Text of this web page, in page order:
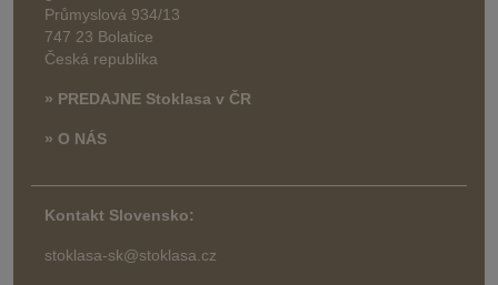
Průmyslová 934/13
747 23 Bolatice
Česká republika
» PREDAJNE Stoklasa v ČR
» O NÁS
Kontakt Slovensko:
stoklasa-sk@stoklasa.cz